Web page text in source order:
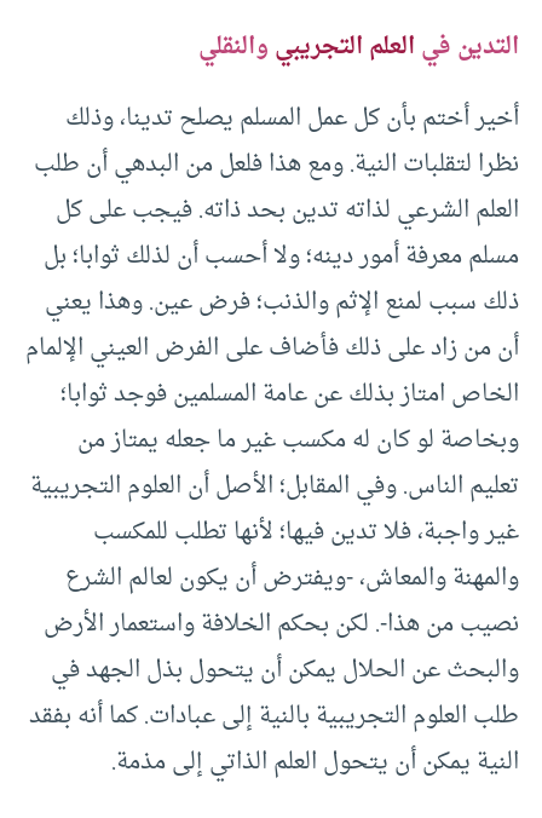
التدين فيالعلم التجريبيوالنقلي
أخير أختم بأن كل عمل المسلم يصلح تدينا، وذلك
نظرا لتقلبات النية. ومع هذا فلعل من البدهي أن طلب
العلم الشرعي لذاته تدين بحد ذاته. فيجب على كل
مسلم معرفة أمور دينه؛ ولا أحسب أن لذلك ثوابا؛ بل
ذلك سبب لمنع الإثم والذنب؛ فرض عين. وهذا يعني
أن من زاد على ذلك فأضاف على الفرض العيني الإلمام
الخاص امتاز بذلك عن عامة المسلمين فوجد ثوابا؛
وبخاصة لو كان له مكسب غير ما جعله يمتاز من
تعليم الناس. وفي المقابل؛ الأصل أن العلوم التجريبية
غير واجبة، فلا تدين فيها؛ لأنها تطلب للمكسب
والمهنة والمعاش، -ويفترض أن يكون لعالم الشرع
نصيب من هذا-. لكن بحكم الخلافة واستعمار الأرض
والبحث عن الحلال يمكن أن يتحول بذل الجهد في
طلب العلوم التجريبية بالنية إلى عبادات. كما أنه بفقد
النية يمكن أن يتحول العلم الذاتي إلى مذمة.